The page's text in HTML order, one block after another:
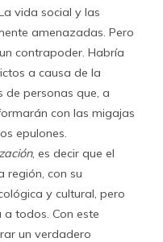
vida social y las
amenazadas. Pero
contrapoder. Habría
a causa de la
de personas que, a
con las migajas
epulones.
, es decir que el
región, con su
y cultural, pero
a todos. Con este
un verdadero